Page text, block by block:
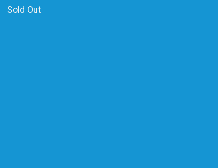
Sold Out